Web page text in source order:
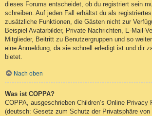
dieses Forums entscheidet, ob du registriert sein
schreiben. Auf jeden Fall erhältst du als
zusätzliche Funktionen, die Gästen nicht zur
Beispiel Avatarbilder, Private Nachrichten, E-Mail-
Mitglieder, Beitritt zu Benutzergruppen und so
eine Anmeldung, da sie schnell erledigt ist und dir
bietet.
Nach oben
Was ist COPPA?
COPPA, ausgeschrieben Children’s Online Privacy
(deutsch: Gesetz zum Schutz der Privatsphäre von